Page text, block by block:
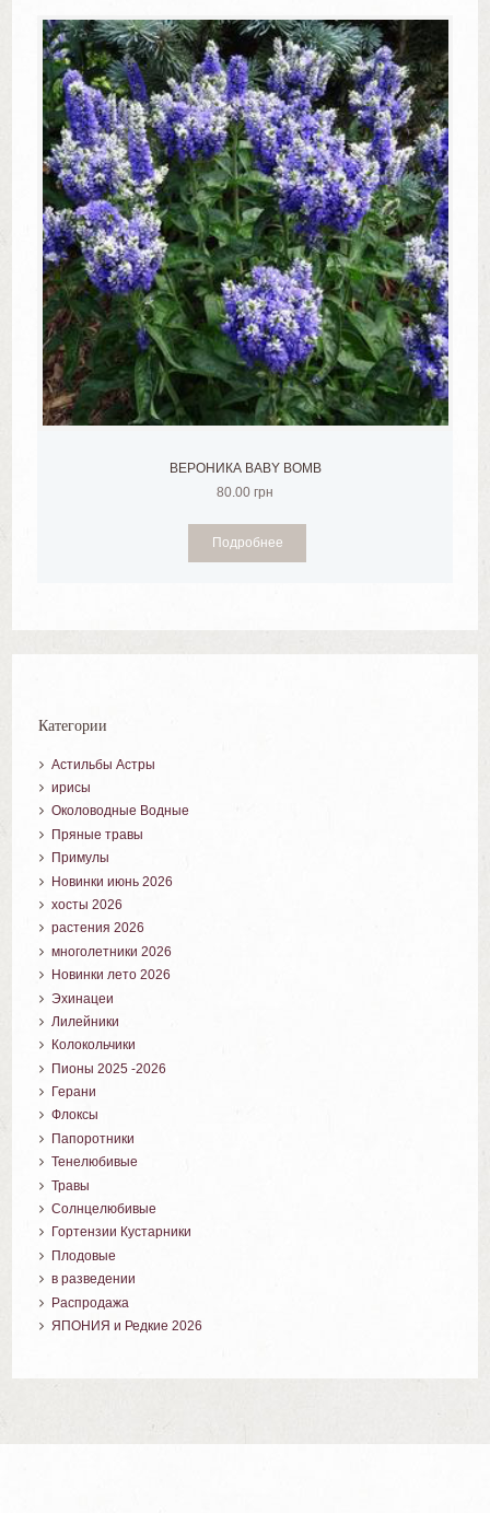
ВЕРОНИКА BABY BOMB
80.00 грн
Подробнее
Категории
Астильбы Астры
ирисы
Околоводные Водные
Пряные травы
Примулы
Новинки июнь 2026
хосты 2026
растения 2026
многолетники 2026
Новинки лето 2026
Эхинацеи
Лилейники
Колокольчики
Пионы 2025 -2026
Герани
Флоксы
Папоротники
Тенелюбивые
Травы
Солнцелюбивые
Гортензии Кустарники
Плодовые
в разведении
Распродажа
ЯПОНИЯ и Редкие 2026